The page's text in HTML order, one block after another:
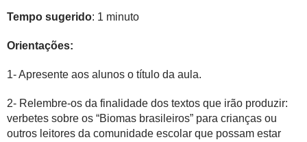
Tempo sugerido: 1 minuto
Orientações:
1- Apresente aos alunos o título da aula.
2- Relembre-os da finalidade dos textos que irão produzir:
verbetes sobre os “Biomas brasileiros” para crianças ou
outros leitores da comunidade escolar que possam estar